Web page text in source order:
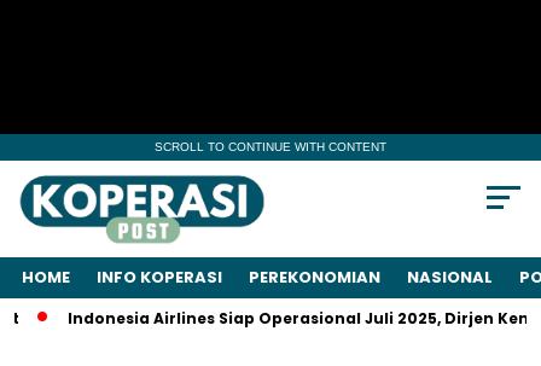
SCROLL TO CONTINUE WITH CONTENT
HOME INFO KOPERASI PEREKONOMIAN NASIONAL
Airlines Siap Operasional Juli 2025, Dirjen Kemenhub